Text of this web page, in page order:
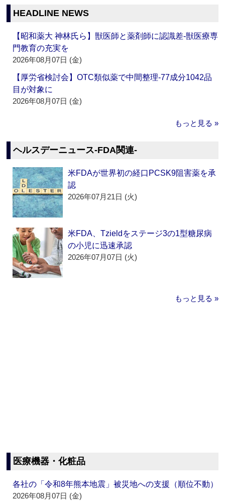
HEADLINE NEWS
【昭和薬大 神林氏ら】獣医師と薬剤師に認識差‐獣医療専
門教育の充実を
2026年08月07日 (金)
【厚労省検討会】OTC類似薬で中間整理‐77成分1042品
目が対象に
2026年08月07日 (金)
もっと見る »
ヘルスデーニュース‐FDA関連‐
米FDAが世界初の経口PCSK9阻害薬を承
認
2026年07月21日 (火)
米FDA、Tzieldをステージ3の1型糖尿病
の小児に迅速承認
2026年07月07日 (火)
もっと見る »
医療機器・化粧品
各社の「令和8年熊本地震」被災地への支援（順位不動）
2026年08月07日 (金)